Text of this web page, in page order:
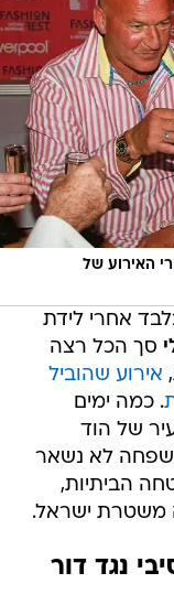
האירוע של
אחרי לידת
סך הכל רצה
אירוע שהוביל
. כמה ימים
של הוד
לא נשאר
הביתיות,
משטרת ישראל.
נגד דור